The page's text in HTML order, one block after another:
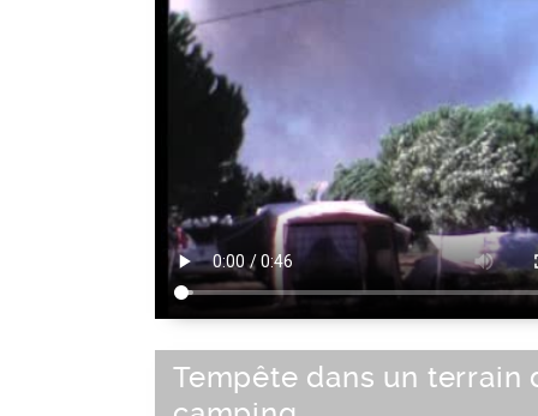
Tempête dans un terrain